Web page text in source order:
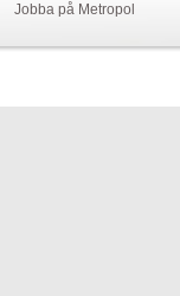
Jobba på Metropol